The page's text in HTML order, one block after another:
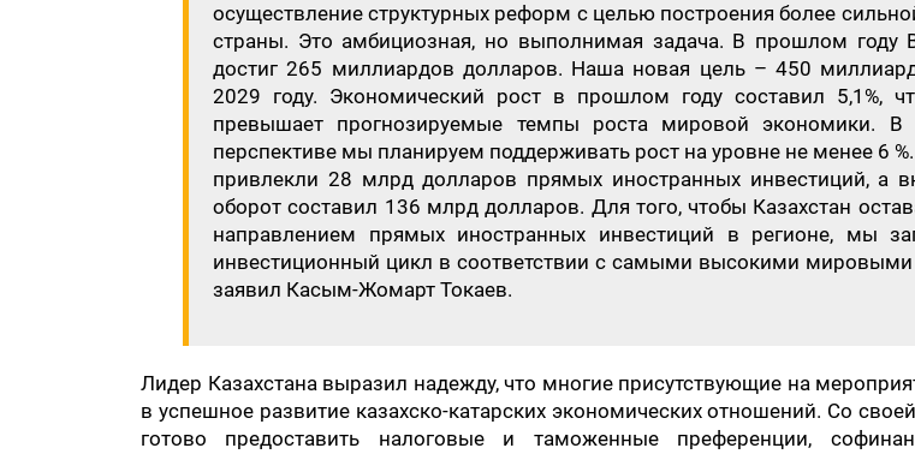
осуществление структурных реформ с целью построения более
страны. Это амбициозная, но выполнимая задача. В прошлом году
достиг 265 миллиардов долларов. Наша новая цель – 450
2029 году. Экономический рост в прошлом году составил 5,1%,
превышает прогнозируемые темпы роста мировой экономики. В
перспективе мы планируем поддерживать рост на уровне не менее 6
привлекли 28 млрд долларов прямых иностранных инвестиций, а
оборот составил 136 млрд долларов. Для того, чтобы Казахстан
направлением прямых иностранных инвестиций в регионе, мы
инвестиционный цикл в соответствии с самыми высокими мировыми
заявил Касым-Жомарт Токаев.
Лидер Казахстана выразил надежду, что многие присутствующие на
в успешное развитие казахско-катарских экономических отношений. Со
готово предоставить налоговые и таможенные преференции,